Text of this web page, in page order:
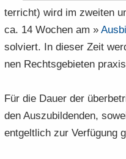
ter­richt) wird im zwei­ten
ca. 14 Wo­chen am »
sol­viert. In die­ser Zeit
nen Rechts­ge­bie­ten
Für die Dauer der
den Aus­zu­bil­den­den,
ent­gelt­lich zur Ver­fü­gung